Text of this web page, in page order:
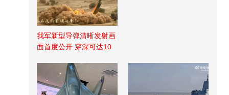
我军新型导弹清晰发射画
面首度公开 穿深可达10